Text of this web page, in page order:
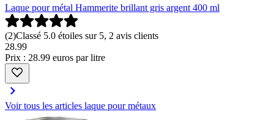
Laque pour métal Hammerite brillant gris argent 400 ml
(2)Classé 5.0 étoiles sur 5, 2 avis clients
28.99
Prix : 28.99 euros par litre
Voir tous les articles laque pour métaux